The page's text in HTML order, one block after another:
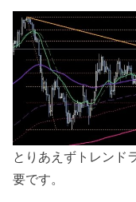
とりあえずトレンド
要です。